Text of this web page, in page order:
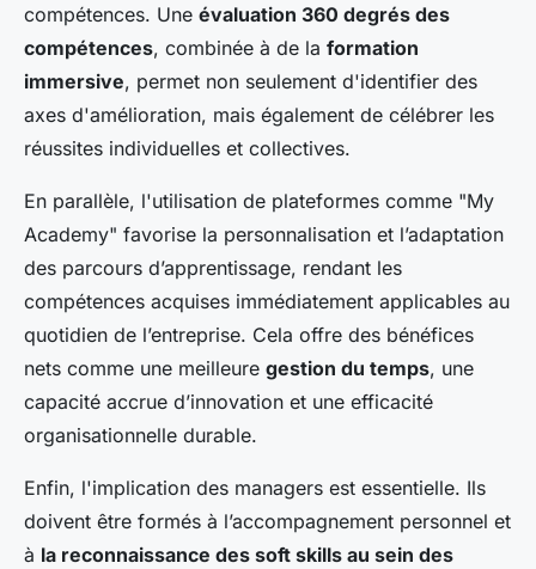
compétences. Une évaluation 360 degrés des
compétences, combinée à de la formation
immersive, permet non seulement d'identifier des
axes d'amélioration, mais également de célébrer les
réussites individuelles et collectives.
En parallèle, l'utilisation de plateformes comme "My
Academy" favorise la personnalisation et l’adaptation
des parcours d’apprentissage, rendant les
compétences acquises immédiatement applicables au
quotidien de l’entreprise. Cela offre des bénéfices
nets comme une meilleure gestion du temps, une
capacité accrue d’innovation et une efficacité
organisationnelle durable.
Enfin, l'implication des managers est essentielle. Ils
doivent être formés à l’accompagnement personnel et
à la reconnaissance des soft skills au sein des